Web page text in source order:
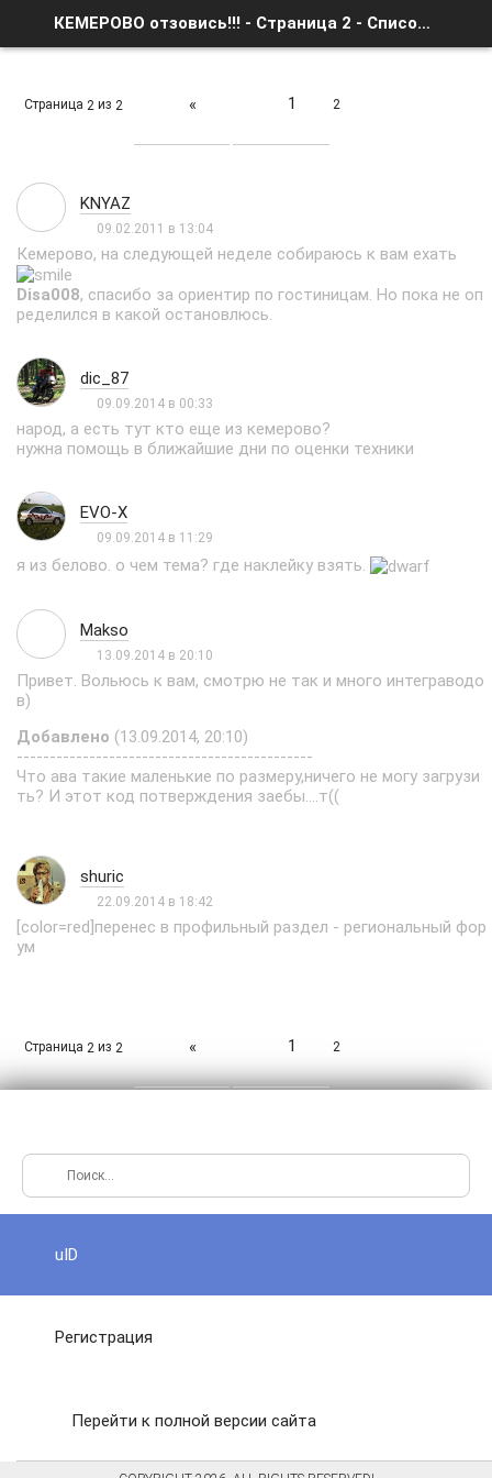
КЕМЕРОВО отзовись!!! - Страница 2 - Список форумов
Страница 2 из 2 « 1 2
KNYAZ
09.02.2011 в 13:04
Кемерово, на следующей неделе собираюсь к вам ехать
Disa008, спасибо за ориентир по гостиницам. Но пока не оп
ределился в какой остановлюсь.
dic_87
09.09.2014 в 00:33
народ, а есть тут кто еще из кемерово?
нужна помощь в ближайшие дни по оценки техники
EVO-X
09.09.2014 в 11:29
я из белово. о чем тема? где наклейку взять.
Mаkso
13.09.2014 в 20:10
Привет. Вольюсь к вам, смотрю не так и много интеграводо
в)
Добавлено (13.09.2014, 20:10)
---------------------------------------------
Что ава такие маленькие по размеру,ничего не могу загрузи
ть? И этот код потверждения заебы....т((
shuric
22.09.2014 в 18:42
[color=red]перенес в профильный раздел - региональный фор
ум
Страница 2 из 2 « 1 2
uID
Регистрация
Перейти к полной версии сайта